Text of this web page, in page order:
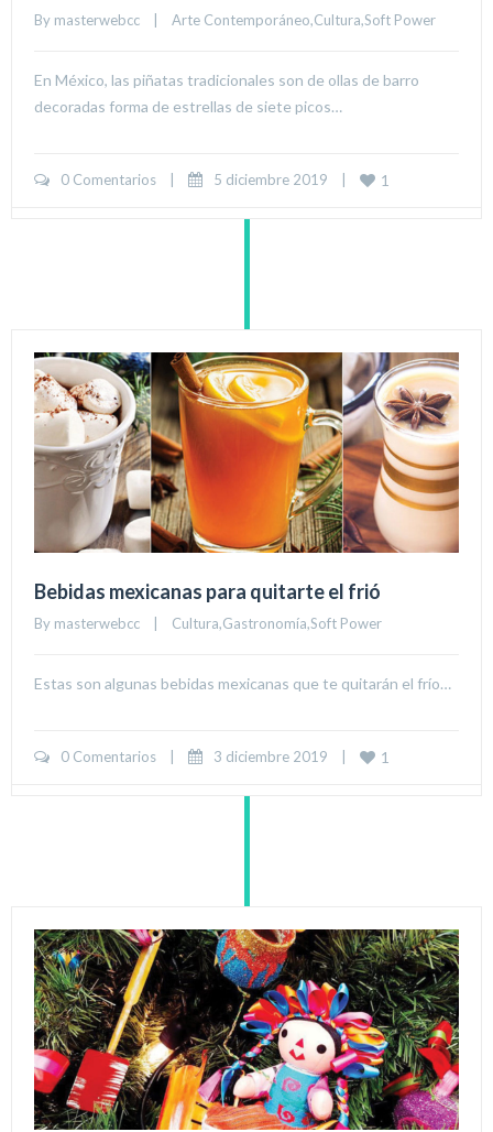
By masterwebcc Arte Contemporáneo,Cultura,Soft Power
En México, las piñatas tradicionales son de ollas de barro
decoradas forma de estrellas de siete picos…
0 Comentarios 5 diciembre 2019 1
Bebidas mexicanas para quitarte el frió
By masterwebcc Cultura,Gastronomía,Soft Power
Estas son algunas bebidas mexicanas que te quitarán el frío…
0 Comentarios 3 diciembre 2019 1